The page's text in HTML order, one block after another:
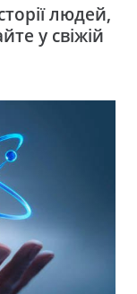
людей,
у свіжій